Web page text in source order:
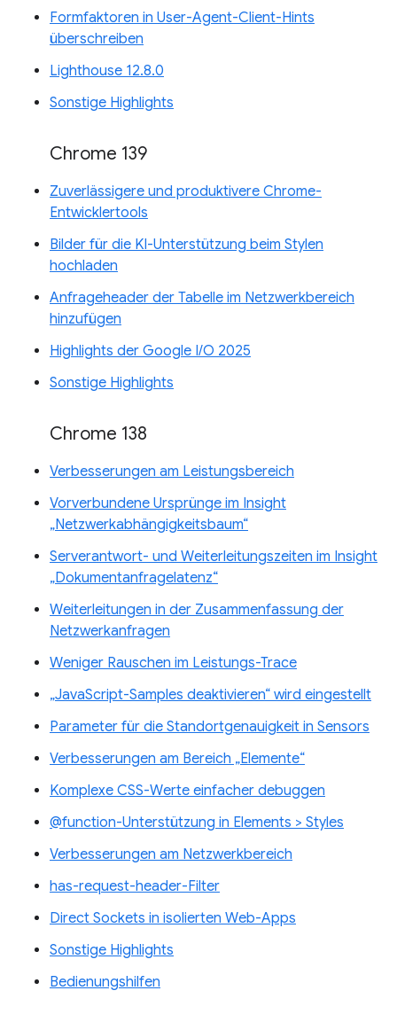
Formfaktoren in User-Agent-Client-Hints
überschreiben
Lighthouse 12.8.0
Sonstige Highlights
Chrome 139
Zuverlässigere und produktivere Chrome-
Entwicklertools
Bilder für die KI-Unterstützung beim Stylen
hochladen
Anfrageheader der Tabelle im Netzwerkbereich
hinzufügen
Highlights der Google I/O 2025
Sonstige Highlights
Chrome 138
Verbesserungen am Leistungsbereich
Vorverbundene Ursprünge im Insight
„Netzwerkabhängigkeitsbaum“
Serverantwort- und Weiterleitungszeiten im Insight
„Dokumentanfragelatenz“
Weiterleitungen in der Zusammenfassung der
Netzwerkanfragen
Weniger Rauschen im Leistungs-Trace
„JavaScript-Samples deaktivieren“ wird eingestellt
Parameter für die Standortgenauigkeit in Sensors
Verbesserungen am Bereich „Elemente“
Komplexe CSS-Werte einfacher debuggen
@function-Unterstützung in Elements > Styles
Verbesserungen am Netzwerkbereich
has-request-header-Filter
Direct Sockets in isolierten Web-Apps
Sonstige Highlights
Bedienungshilfen